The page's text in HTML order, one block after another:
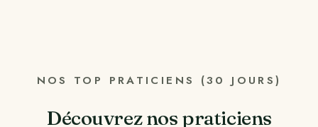
NOS TOP PRATICIENS (30 JOURS)
Découvrez nos praticiens